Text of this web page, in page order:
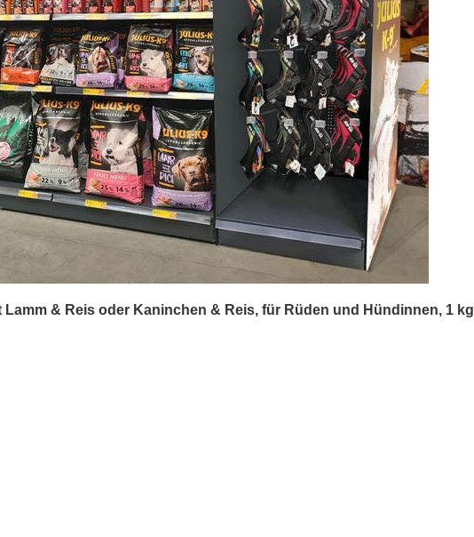
& Reis oder Kaninchen & Reis, für Rüden und Hündinnen, 1 kg